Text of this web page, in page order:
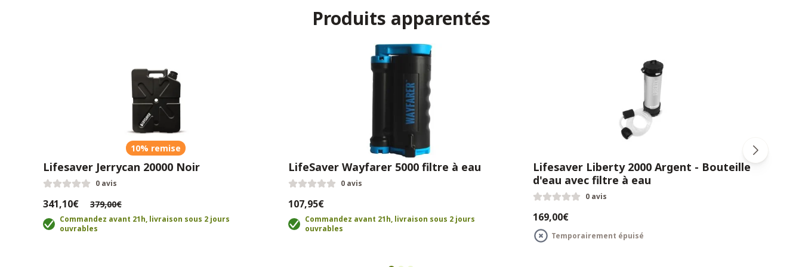
Produits apparentés
10% remise
Lifesaver Jerrycan 20000 Noir
0 avis
341,10€ 379,00€
Commandez avant 21h, livraison sous 2 jours
ouvrables
LifeSaver Wayfarer 5000 filtre à eau
0 avis
107,95€
Commandez avant 21h, livraison sous 2 jours
ouvrables
Lifesaver Liberty 2000 Argent - Bouteille
d'eau avec filtre à eau
0 avis
169,00€
Temporairement épuisé